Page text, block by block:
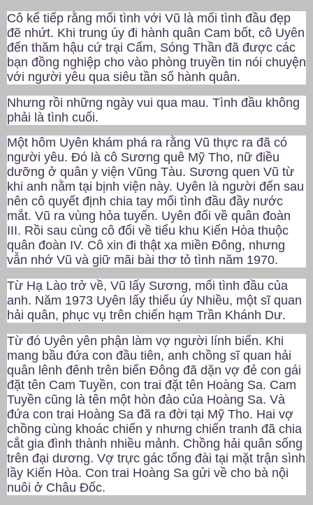
Cô kể tiếp rằng mối tình với Vũ là mối tình đầu đẹp
đẽ nhứt. Khi trung úy đi hành quân Cam bốt, cô Uyên
đến thăm hậu cứ trại Cấm, Sóng Thần đã được các
bạn đồng nghiệp cho vào phòng truyền tin nói chuyện
với người yêu qua siêu tần số hành quân.
Nhưng rồi những ngày vui qua mau. Tình đầu không
phải là tình cuối.
Một hôm Uyên khám phá ra rằng Vũ thực ra đã có
người yêu. Đó là cô Sương quê Mỹ Tho, nữ điều
dưỡng ở quân y viện Vũng Tàu. Sương quen Vũ từ
khi anh nằm tại bịnh viện này. Uyên là người đến sau
nên cô quyết định chia tay mối tình đầu đầy nước
mắt. Vũ ra vùng hỏa tuyến. Uyên đổi về quân đoàn
III. Rồi sau cùng cô đổi về tiểu khu Kiến Hòa thuộc
quân đoàn IV. Cô xin đi thật xa miền Đông, nhưng
vẫn nhớ Vũ và giữ mãi bài thơ tỏ tình năm 1970.
Từ Hạ Lào trở về, Vũ lấy Sương, mối tình đầu của
anh. Năm 1973 Uyên lấy thiếu úy Nhiều, một sĩ quan
hải quân, phục vụ trên chiến hạm Trần Khánh Dư.
Từ đó Uyên yên phận làm vợ người lính biển. Khi
mang bầu đứa con đầu tiên, anh chồng sĩ quan hải
quân lênh đênh trên biển Đông đã dặn vợ đẻ con gái
đặt tên Cam Tuyền, con trai đặt tên Hoàng Sa. Cam
Tuyền cũng là tên một hòn đảo của Hoàng Sa. Và
đứa con trai Hoàng Sa đã ra đời tại Mỹ Tho. Hai vợ
chồng cùng khoác chiến y nhưng chiến tranh đã chia
cắt gia đình thành nhiều mảnh. Chồng hải quân sống
trên đại dương. Vợ trực gác tổng đài tại mặt trận sình
lầy Kiến Hòa. Con trai Hoàng Sa gửi về cho bà nội
nuôi ở Châu Đốc.